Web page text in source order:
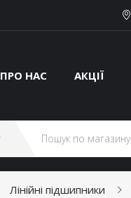
ПРО НАС АКЦІЇ
Лінійні підшипники